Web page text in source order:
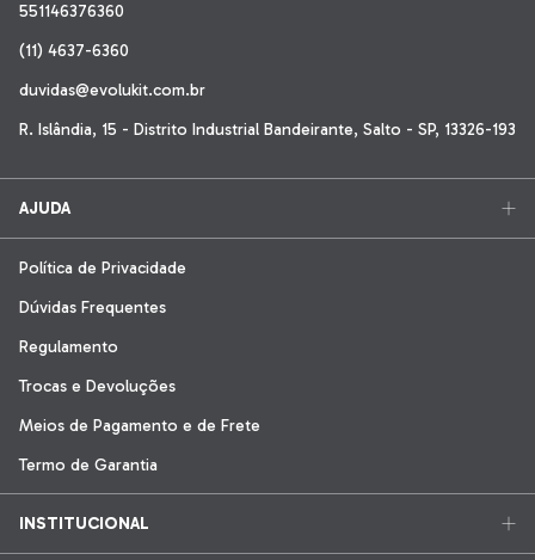
551146376360
(11) 4637-6360
duvidas@evolukit.com.br
R. Islândia, 15 - Distrito Industrial Bandeirante, Salto - SP, 13326-193
AJUDA
Política de Privacidade
Dúvidas Frequentes
Regulamento
Trocas e Devoluções
Meios de Pagamento e de Frete
Termo de Garantia
INSTITUCIONAL